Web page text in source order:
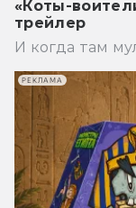
«Коты-
трейлер
И когда там
РЕКЛАМА